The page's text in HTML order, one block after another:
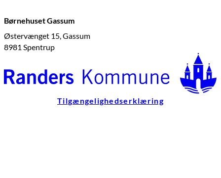
Børnehuset Gassum
Østervænget 15, Gassum
8981 Spentrup
Tilgængelighedserklæring